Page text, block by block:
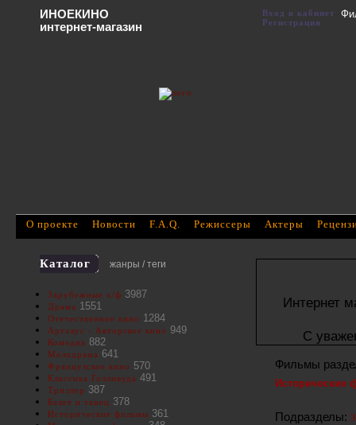
Интернет
С
Фильмы
Исторические
Подразделы:
Каталог жанры / теги
Зарубежные х/ф 3987
Драма 1551
Отечественное кино 1284
Артхаус - Авторское кино 949
Комедия 882
Мелодрама 641
Французское кино 570
Классика Голливуда 491
Триллер 387
Балет и танец 378
Исторические фильмы 361
О проекте Новости F.A.Q. Режиссеры Актеры
ИНОЕКИНО
интернет-магазин
Вход в кабинет
Регистрация